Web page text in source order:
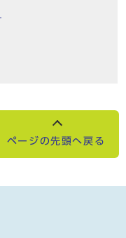
ページの先頭へ戻る